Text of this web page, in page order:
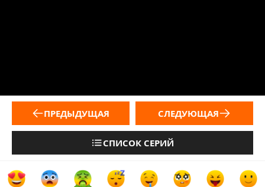
ПРЕДЫДУЩАЯ
СПИСОК СЕРИЙ
СЛЕДУЮЩАЯ